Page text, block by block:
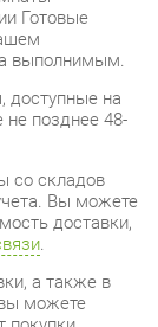
на
позднее 48-
складов
Вы можете
доставки,
а также в
можете
могут
заметили